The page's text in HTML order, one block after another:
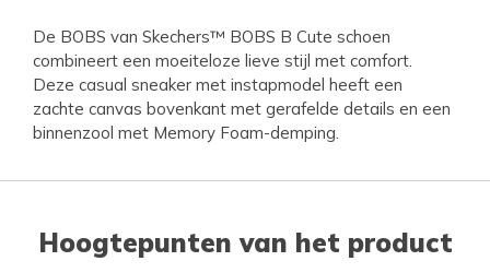
De BOBS van Skechers™ BOBS B Cute schoen
combineert een moeiteloze lieve stijl met comfort.
Deze casual sneaker met instapmodel heeft een
zachte canvas bovenkant met gerafelde details en een
binnenzool met Memory Foam-demping.
Hoogtepunten van het product